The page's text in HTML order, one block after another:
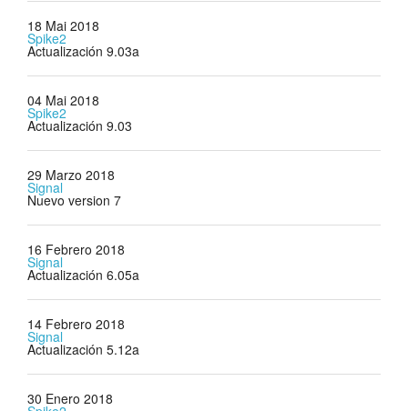
18 Mai 2018
Spike2
Actualización 9.03a
04 Mai 2018
Spike2
Actualización 9.03
29 Marzo 2018
Signal
Nuevo version 7
16 Febrero 2018
Signal
Actualización 6.05a
14 Febrero 2018
Signal
Actualización 5.12a
30 Enero 2018